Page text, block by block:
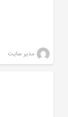
مدیر سایت